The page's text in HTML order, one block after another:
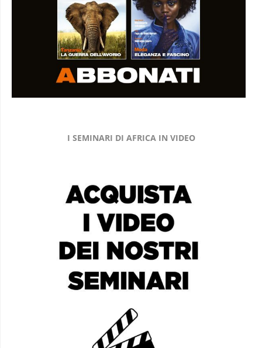
I SEMINARI DI AFRICA IN VIDEO